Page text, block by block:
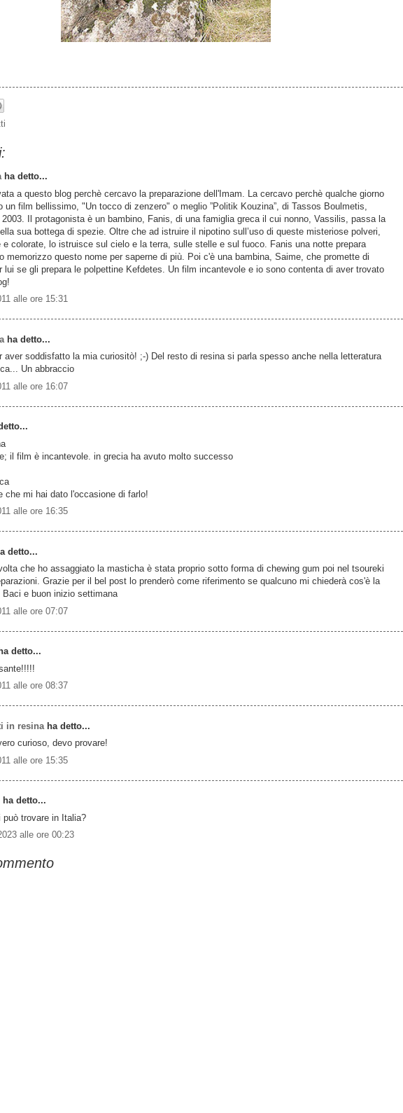
ha detto...
a questo blog perchè cercavo la preparazione dell'Imam. La cercavo perchè qualche giorno
un film bellissimo, "Un tocco di zenzero" o meglio ”Politik Kouzina”, di Tassos Boulmetis,
Il protagonista è un bambino, Fanis, di una famiglia greca il cui nonno, Vassilis, passa la
sua bottega di spezie. Oltre che ad istruire il nipotino sull’uso di queste misteriose polveri,
e colorate, lo istruisce sul cielo e la terra, sulle stelle e sul fuoco. Fanis una notte prepara
memorizzo questo nome per saperne di più. Poi c'è una bambina, Saime, che promette di
lui se gli prepara le polpettine Kefdetes. Un film incantevole e io sono contenta di aver trovato
alle ore 15:31
ha detto...
aver soddisfatto la mia curiositò! ;-) Del resto di resina si parla spesso anche nella letteratura
Un abbraccio
alle ore 16:07
il film è incantevole. in grecia ha avuto molto successo
che mi hai dato l'occasione di farlo!
alle ore 16:35
detto...
che ho assaggiato la masticha è stata proprio sotto forma di chewing gum poi nel tsoureki
Grazie per il bel post lo prenderò come riferimento se qualcuno mi chiederà cos'è la
e buon inizio settimana
alle ore 07:07
ha detto...
alle ore 08:37
in resina ha detto...
curioso, devo provare!
alle ore 15:35
detto...
può trovare in Italia?
alle ore 00:23